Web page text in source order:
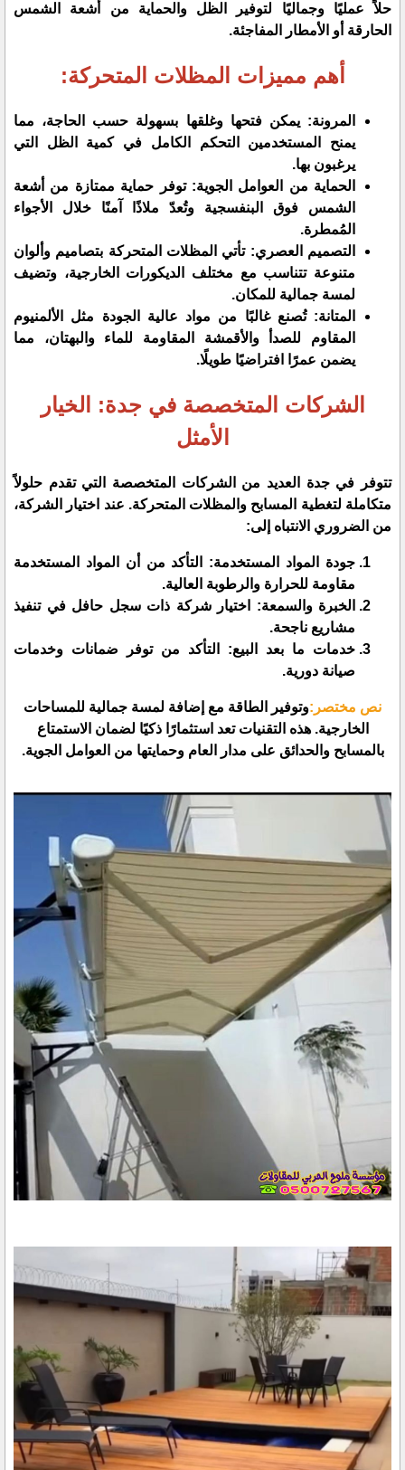
حلاً عمليًا وجماليًا لتوفير الظل والحماية من أشعة الشمس
الحارقة أو الأمطار المفاجئة.
​أهم مميزات المظلات المتحركة:
​المرونة: يمكن فتحها وغلقها بسهولة حسب الحاجة، مما
يمنح المستخدمين التحكم الكامل في كمية الظل التي
يرغبون بها.
الحماية من العوامل الجوية: توفر حماية ممتازة من أشعة
الشمس فوق البنفسجية وتُعدّ ملاذًا آمنًا خلال الأجواء
المُمطرة.
​التصميم العصري: تأتي المظلات المتحركة بتصاميم وألوان
متنوعة تتناسب مع مختلف الديكورات الخارجية، وتضيف
لمسة جمالية للمكان.
​المتانة: تُصنع غالبًا من مواد عالية الجودة مثل الألمنيوم
المقاوم للصدأ والأقمشة المقاومة للماء والبهتان، مما
يضمن عمرًا افتراضيًا طويلًا.
​الشركات المتخصصة في جدة: الخيار
الأمثل
​تتوفر في جدة العديد من الشركات المتخصصة التي تقدم حلولاً
متكاملة لتغطية المسابح والمظلات المتحركة. عند اختيار الشركة،
من الضروري الانتباه إلى:
​جودة المواد المستخدمة: التأكد من أن المواد المستخدمة
مقاومة للحرارة والرطوبة العالية.
​الخبرة والسمعة: اختيار شركة ذات سجل حافل في تنفيذ
مشاريع ناجحة.
​خدمات ما بعد البيع: التأكد من توفر ضمانات وخدمات
صيانة دورية.
نص مختصر:وتوفير الطاقة مع إضافة لمسة جمالية للمساحات
الخارجية. هذه التقنيات تعد استثمارًا ذكيًا لضمان الاستمتاع
بالمسابح والحدائق على مدار العام وحمايتها من العوامل الجوية.